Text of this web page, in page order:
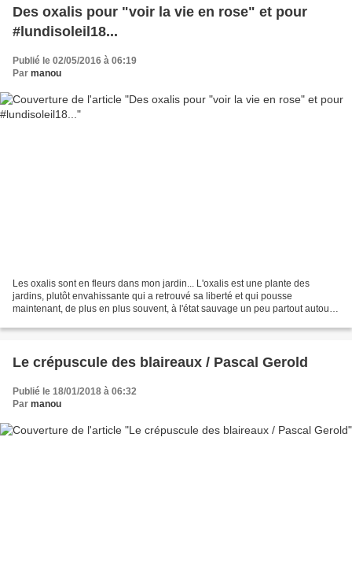
Des oxalis pour "voir la vie en rose" et pour
#lundisoleil18...
Publié le 02/05/2016 à 06:19
Par manou
Les oxalis sont en fleurs dans mon jardin... L'oxalis est une plante des
jardins, plutôt envahissante qui a retrouvé sa liberté et qui pousse
maintenant, de plus en plus souvent, à l'état sauvage un peu partout autour
Le crépuscule des blaireaux / Pascal Gerold
Publié le 18/01/2018 à 06:32
Par manou